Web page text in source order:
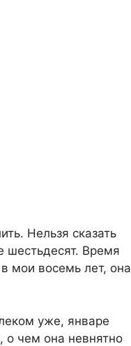
Нельзя сказать
шестьдесят. Время
мои восемь лет, она
уже, январе
о чем она невнятно